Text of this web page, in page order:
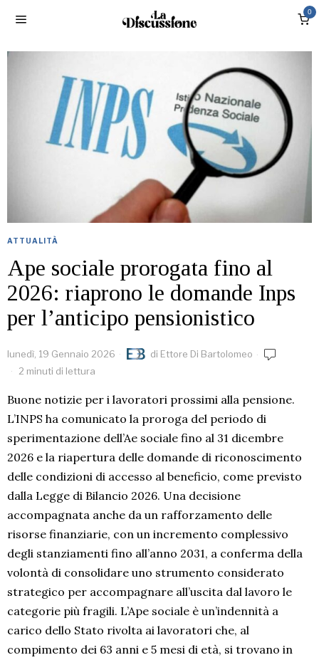
0
ATTUALITÀ
Ape sociale prorogata fino al
2026: riaprono le domande Inps
per l’anticipo pensionistico
lunedì, 19 Gennaio 2026 di Ettore Di Bartolomeo
2 minuti di lettura
Buone notizie per i lavoratori prossimi alla pensione.
L’INPS ha comunicato la proroga del periodo di
sperimentazione dell’Ae sociale fino al 31 dicembre
2026 e la riapertura delle domande di riconoscimento
delle condizioni di accesso al beneficio, come previsto
dalla Legge di Bilancio 2026. Una decisione
accompagnata anche da un rafforzamento delle
risorse finanziarie, con un incremento complessivo
degli stanziamenti fino all’anno 2031, a conferma della
volontà di consolidare uno strumento considerato
strategico per accompagnare all’uscita dal lavoro le
categorie più fragili. L’Ape sociale è un’indennità a
carico dello Stato rivolta ai lavoratori che, al
compimento dei 63 anni e 5 mesi di età, si trovano in